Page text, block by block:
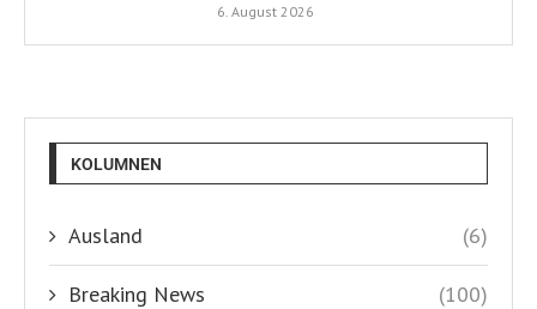
6. August 2026
KOLUMNEN
Ausland (6)
Breaking News (100)